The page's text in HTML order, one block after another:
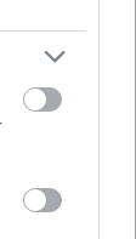
mi vár